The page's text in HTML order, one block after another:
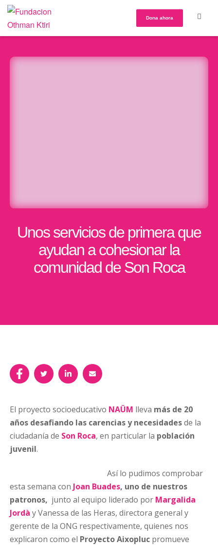
Dona ahora
Unos servicios de primera que
ayudan a cohesionar la
comunidad de Son Roca
El proyecto socioeducativo NAÜM lleva más de 20
años desafiando las carencias y necesidadesde la
ciudadanía de Son Roca, en particular la población
juvenil.
Así lo pudimos comprobar
esta semana con Joan Buades, uno de nuestros
patronos, junto al equipo liderado por Margalida
Jordà y Vanessa de las Heras, directora general y
gerente de la ONG respectivamente, quienes nos
explicaron como el Proyecto Aixopluc promueve